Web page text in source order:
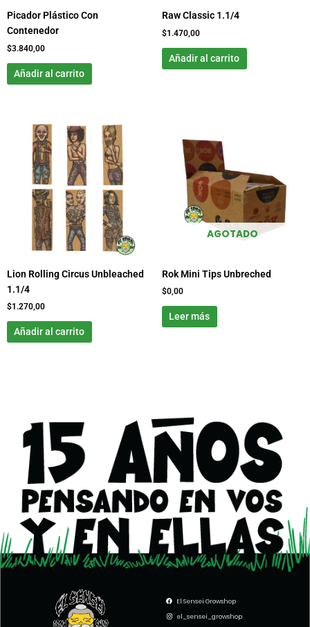
Picador Plástico Con
Contenedor
$3.840,00
Añadir al carrito
Raw Classic 1.1/4
$1.470,00
Añadir al carrito
Lion Rolling Circus Unbleached
1.1/4
$1.270,00
Añadir al carrito
AGOTADO
Rok Mini Tips Unbreched
$0,00
Leer más
El Sensei Growshop
el_sensei_growshop